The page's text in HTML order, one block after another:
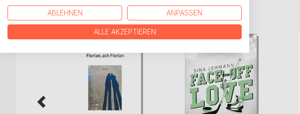
WEITERE TITEL BEIBoD
ABLEHNEN ANPASSEN
ALLE AKZEPTIEREN